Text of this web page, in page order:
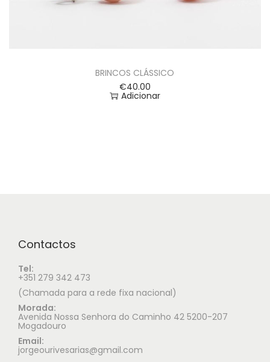
BRINCOS CLÁSSICO
€40.00
Adicionar
Contactos
Tel:
+351 279 342 473
(Chamada para a rede fixa nacional)
Morada:
Avenida Nossa Senhora do Caminho 42 5200-207
Mogadouro
Email:
jorgeourivesarias@gmail.com